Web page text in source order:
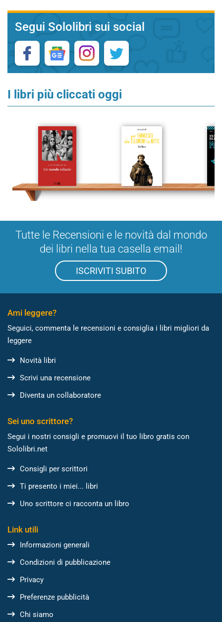
Segui Sololibri sui social
I libri più cliccati oggi
Tutte le Recensioni e le novità dal mondo
dei libri nella tua casella email!
ISCRIVITI SUBITO
Ami leggere?
Seguici, commenta le recensioni e consiglia i libri migliori da
leggere
Novità libri
Scrivi una recensione
Diventa un collaboratore
Sei uno scrittore?
Segui i nostri consigli e promuovi il tuo libro gratis con
Sololibri.net
Consigli per scrittori
Ti presento i miei... libri
Uno scrittore ci racconta un libro
Link utili
Informazioni generali
Condizioni di pubblicazione
Privacy
Preferenze pubblicità
Chi siamo